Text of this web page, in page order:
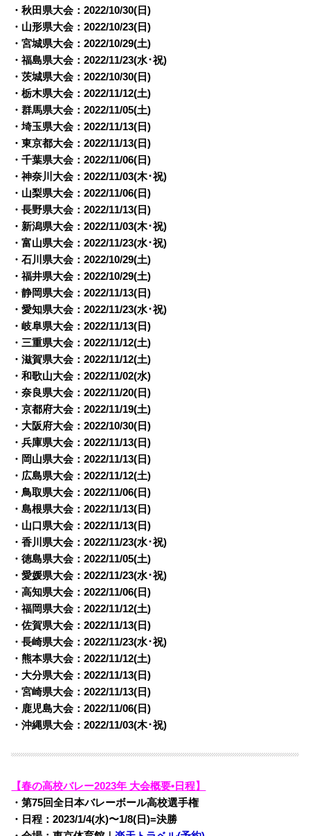
・秋田県大会：2022/10/30(日)
・山形県大会：2022/10/23(日)
・宮城県大会：2022/10/29(土)
・福島県大会：2022/11/23(水･祝)
・茨城県大会：2022/10/30(日)
・栃木県大会：2022/11/12(土)
・群馬県大会：2022/11/05(土)
・埼玉県大会：2022/11/13(日)
・東京都大会：2022/11/13(日)
・千葉県大会：2022/11/06(日)
・神奈川大会：2022/11/03(木･祝)
・山梨県大会：2022/11/06(日)
・長野県大会：2022/11/13(日)
・新潟県大会：2022/11/03(木･祝)
・富山県大会：2022/11/23(水･祝)
・石川県大会：2022/10/29(土)
・福井県大会：2022/10/29(土)
・静岡県大会：2022/11/13(日)
・愛知県大会：2022/11/23(水･祝)
・岐阜県大会：2022/11/13(日)
・三重県大会：2022/11/12(土)
・滋賀県大会：2022/11/12(土)
・和歌山大会：2022/11/02(水)
・奈良県大会：2022/11/20(日)
・京都府大会：2022/11/19(土)
・大阪府大会：2022/10/30(日)
・兵庫県大会：2022/11/13(日)
・岡山県大会：2022/11/13(日)
・広島県大会：2022/11/12(土)
・鳥取県大会：2022/11/06(日)
・島根県大会：2022/11/13(日)
・山口県大会：2022/11/13(日)
・香川県大会：2022/11/23(水･祝)
・徳島県大会：2022/11/05(土)
・愛媛県大会：2022/11/23(水･祝)
・高知県大会：2022/11/06(日)
・福岡県大会：2022/11/12(土)
・佐賀県大会：2022/11/13(日)
・長崎県大会：2022/11/23(水･祝)
・熊本県大会：2022/11/12(土)
・大分県大会：2022/11/13(日)
・宮崎県大会：2022/11/13(日)
・鹿児島大会：2022/11/06(日)
・沖縄県大会：2022/11/03(木･祝)
【春の高校バレー2023年 大会概要•日程】
・第75回全日本バレーボール高校選手権
・日程：2023/1/4(水)〜1/8(日)=決勝